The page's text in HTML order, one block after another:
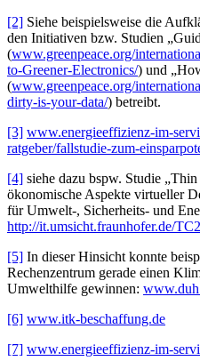
[2] Siehe beispielsweise die
den Initiativen bzw. Studien
(www.greenpeace.org/
to-Greener-Electronics/) und
(www.greenpeace.org/
dirty-is-your-data/) betreibt.
[3] www.energieeffizienz-im-
ratgeber/fallstudie-zum-
[4] siehe dazu bspw. Studie
ökonomische Aspekte virtueller
für Umwelt-, Sicherheits- und
http://it.umsicht.fraunhofer.de/
[5] In dieser Hinsicht konnte
Rechenzentrum gerade einen
Umwelthilfe gewinnen:
[6] www.itk-beschaffung.de
[7] www.energieeffizienz-im-